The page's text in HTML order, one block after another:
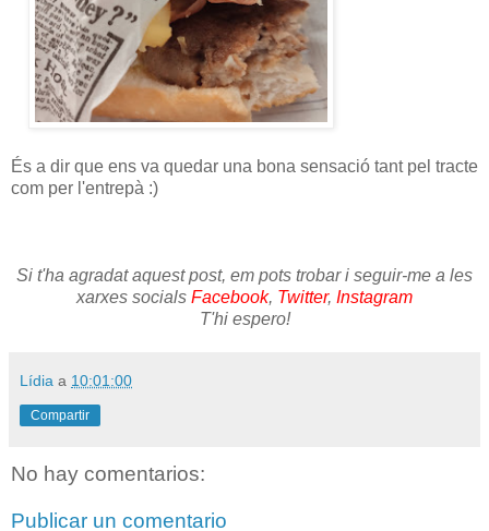
És a dir que ens va quedar una bona sensació tant pel tracte
com per l'entrepà :)
Si t'ha agradat aquest post, em pots trobar i seguir-me a les
xarxes socials Facebook, Twitter, Instagram
T'hi espero!
Lídia a 10:01:00
Compartir
No hay comentarios:
Publicar un comentario